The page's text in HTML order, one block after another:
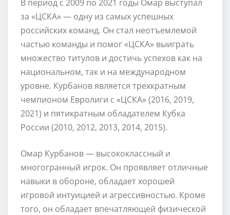
В период с 2009 по 2021 годы Омар выступал
за «ЦСКА» — одну из самых успешных
российских команд. Он стал неотъемлемой
частью команды и помог «ЦСКА» выиграть
множество титулов и достичь успехов как на
национальном, так и на международном
уровне. Курбанов является трехкратным
чемпионом Евролиги с «ЦСКА» (2016, 2019,
2021) и пятикратным обладателем Кубка
России (2010, 2012, 2013, 2014, 2015).
Омар Курбанов — высококлассный и
многогранный игрок. Он проявляет отличные
навыки в обороне, обладает хорошей
игровой интуицией и агрессивностью. Кроме
того, он обладает впечатляющей физической